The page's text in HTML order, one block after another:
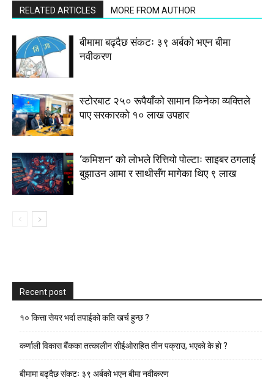
RELATED ARTICLES MORE FROM AUTHOR
बीमामा बढ्दैछ संकटः ३९ अर्बको भएन बीमा
नवीकरण
स्टाेरबाट २५० रूपैयाँको सामान किनेका व्यक्तिले
पाए सरकारको १० लाख उपहार
‘कमिशन’ को लोभले रित्तियो पोल्टाः साइबर ठगलाई
बुझाउन आमा र साथीसँग मागेका थिए ९ लाख
Recent post
१० कित्ता सेयर भर्दा तपाईको कति खर्च हुन्छ ?
कर्णाली विकास बैंकका तत्कालीन सीईओसहित तीन पक्राउ, भएकाे के हाे ?
बीमामा बढ्दैछ संकटः ३९ अर्बको भएन बीमा नवीकरण